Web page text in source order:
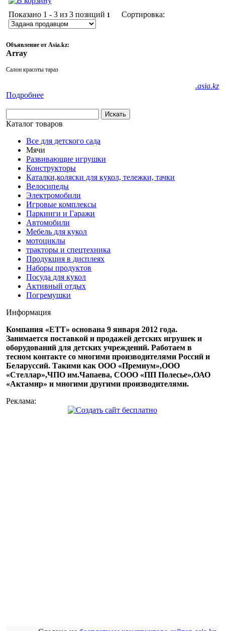
Показано 1 - 3 из 3позиций 1 Сортировка:
Объявление от Asia.kz:
Array
Салон красоты тараз
.asia.kz
Подробнее
Каталог товаров
Все для детского сада
Мячи
Развивающие игрушки
Конструкторы
Каталки,коляски для кукол, тележки, тачки
Велосипеды
Электромобили
Игровые комплексы
Паркинги и Гаражи
Автомобили
Мебель для кукол
мотоциклы
тракторы и спецтехника
Продукция в дисплеях
Наборы продуктов
Посуда для кукол
Активный отдых
Погремушки
Информация
Компания «ЕТТ» основана 9 января 2012 года.
Занимается поставкой и продажей детских игрушек и
оборудований для детских учреждений. Работаем в
тесном контакте со многими производителями Россий и
Беларуссий. Такими как ООО «Премиум»,ООО
«Стеллар»,ЧПО им.Чапаева, СООО «ПП Полесье»,ОАО
«Актамир» и многими другими производителями.
Реклама: